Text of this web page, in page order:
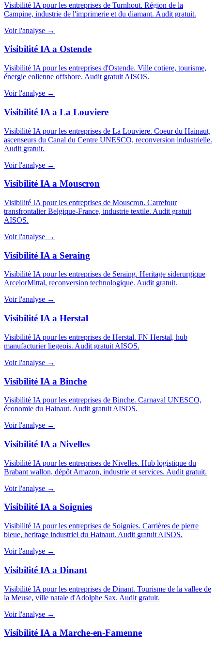
Visibilité IA pour les entreprises de Turnhout. Région de la
Campine, industrie de l'imprimerie et du diamant. Audit gratuit.
Voir l'analyse →
Visibilité IA a Ostende
Visibilité IA pour les entreprises d'Ostende. Ville cotiere, tourisme,
énergie eolienne offshore. Audit gratuit AISOS.
Voir l'analyse →
Visibilité IA a La Louviere
Visibilité IA pour les entreprises de La Louviere. Coeur du Hainaut,
ascenseurs du Canal du Centre UNESCO, reconversion industrielle.
Audit gratuit.
Voir l'analyse →
Visibilité IA a Mouscron
Visibilité IA pour les entreprises de Mouscron. Carrefour
transfrontalier Belgique-France, industrie textile. Audit gratuit
AISOS.
Voir l'analyse →
Visibilité IA a Seraing
Visibilité IA pour les entreprises de Seraing. Heritage siderurgique
ArcelorMittal, reconversion technologique. Audit gratuit.
Voir l'analyse →
Visibilité IA a Herstal
Visibilité IA pour les entreprises de Herstal. FN Herstal, hub
manufacturier liegeois. Audit gratuit AISOS.
Voir l'analyse →
Visibilité IA a Binche
Visibilité IA pour les entreprises de Binche. Carnaval UNESCO,
économie du Hainaut. Audit gratuit AISOS.
Voir l'analyse →
Visibilité IA a Nivelles
Visibilité IA pour les entreprises de Nivelles. Hub logistique du
Brabant wallon, dépôt Amazon, industrie et services. Audit gratuit.
Voir l'analyse →
Visibilité IA a Soignies
Visibilité IA pour les entreprises de Soignies. Carrières de pierre
bleue, heritage industriel du Hainaut. Audit gratuit AISOS.
Voir l'analyse →
Visibilité IA a Dinant
Visibilité IA pour les entreprises de Dinant. Tourisme de la vallee de
la Meuse, ville natale d'Adolphe Sax. Audit gratuit.
Voir l'analyse →
Visibilité IA a Marche-en-Famenne